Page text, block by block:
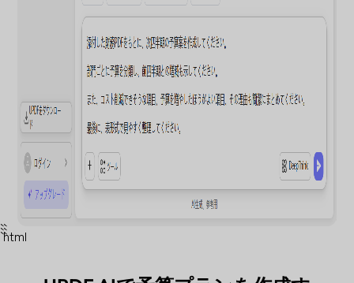
``````html